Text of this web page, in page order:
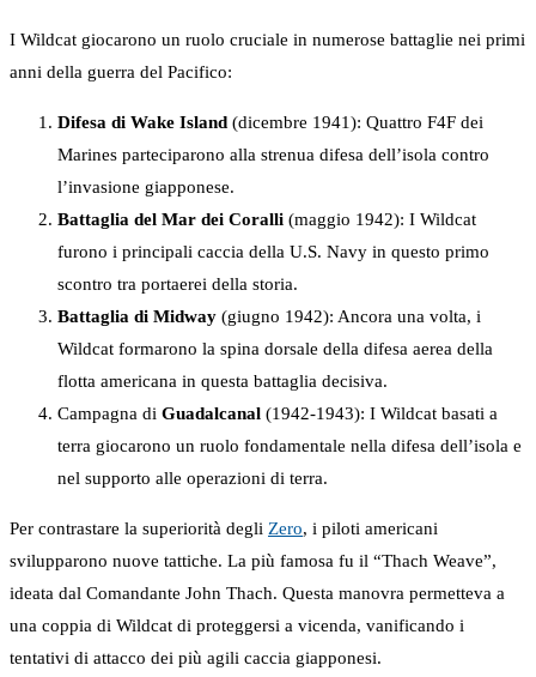
I Wildcat giocarono un ruolo cruciale in numerose battaglie nei primi
anni della guerra del Pacifico:
Difesa di Wake Island (dicembre 1941): Quattro F4F dei
Marines parteciparono alla strenua difesa dell’isola contro
l’invasione giapponese.
Battaglia del Mar dei Coralli (maggio 1942): I Wildcat
furono i principali caccia della U.S. Navy in questo primo
scontro tra portaerei della storia.
Battaglia di Midway (giugno 1942): Ancora una volta, i
Wildcat formarono la spina dorsale della difesa aerea della
flotta americana in questa battaglia decisiva.
Campagna di Guadalcanal (1942-1943): I Wildcat basati a
terra giocarono un ruolo fondamentale nella difesa dell’isola e
nel supporto alle operazioni di terra.
Per contrastare la superiorità degli Zero, i piloti americani
svilupparono nuove tattiche. La più famosa fu il “Thach Weave”,
ideata dal Comandante John Thach. Questa manovra permetteva a
una coppia di Wildcat di proteggersi a vicenda, vanificando i
tentativi di attacco dei più agili caccia giapponesi.